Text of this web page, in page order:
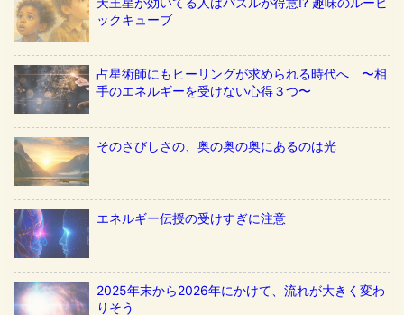
ックキューブ
占星術師にもヒーリングが求められる時代へ 〜相
手のエネルギーを受けない心得３つ〜
そのさびしさの、奥の奥の奥にあるのは光
エネルギー伝授の受けすぎに注意
2025年末から2026年にかけて、流れが大きく変わ
りそう